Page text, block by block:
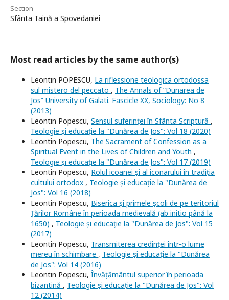
Section
Sfânta Taină a Spovedaniei
Most read articles by the same author(s)
Leontin POPESCU, La riflessione teologica ortodossa
sul mistero del peccato , The Annals of ”Dunarea de
Jos” University of Galati. Fascicle XX, Sociology: No 8
(2013)
Leontin Popescu, Sensul suferinței în Sfânta Scriptură ,
Teologie și educație la "Dunărea de Jos": Vol 18 (2020)
Leontin Popescu, The Sacrament of Confession as a
Spiritual Event in the Lives of Children and Youth ,
Teologie și educație la "Dunărea de Jos": Vol 17 (2019)
Leontin Popescu, Rolul icoanei și al iconarului în tradiția
cultului ortodox , Teologie și educație la "Dunărea de
Jos": Vol 16 (2018)
Leontin Popescu, Biserica și primele școli de pe teritoriul
Țărilor Române în perioada medievală (ab initio până la
1650) , Teologie și educație la "Dunărea de Jos": Vol 15
(2017)
Leontin Popescu, Transmiterea credinței într-o lume
mereu în schimbare , Teologie și educație la "Dunărea
de Jos": Vol 14 (2016)
Leontin Popescu, Învățământul superior în perioada
bizantină , Teologie și educație la "Dunărea de Jos": Vol
12 (2014)